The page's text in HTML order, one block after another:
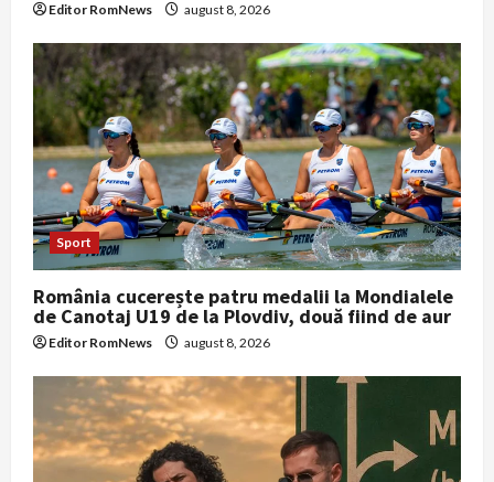
Editor RomNews august 8, 2026
Sport
România cucerește patru medalii la Mondialele
de Canotaj U19 de la Plovdiv, două fiind de aur
Editor RomNews august 8, 2026